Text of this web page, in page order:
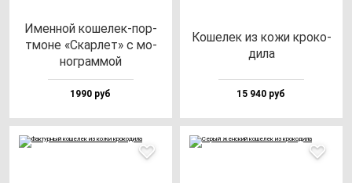
Имен­ной ко­ше­лек-пор­
тмо­не «Скар­лет» с мо­
ног­рам­мой
1990 руб
Коше­лек из ко­жи кро­ко­
ди­ла
15 940 руб